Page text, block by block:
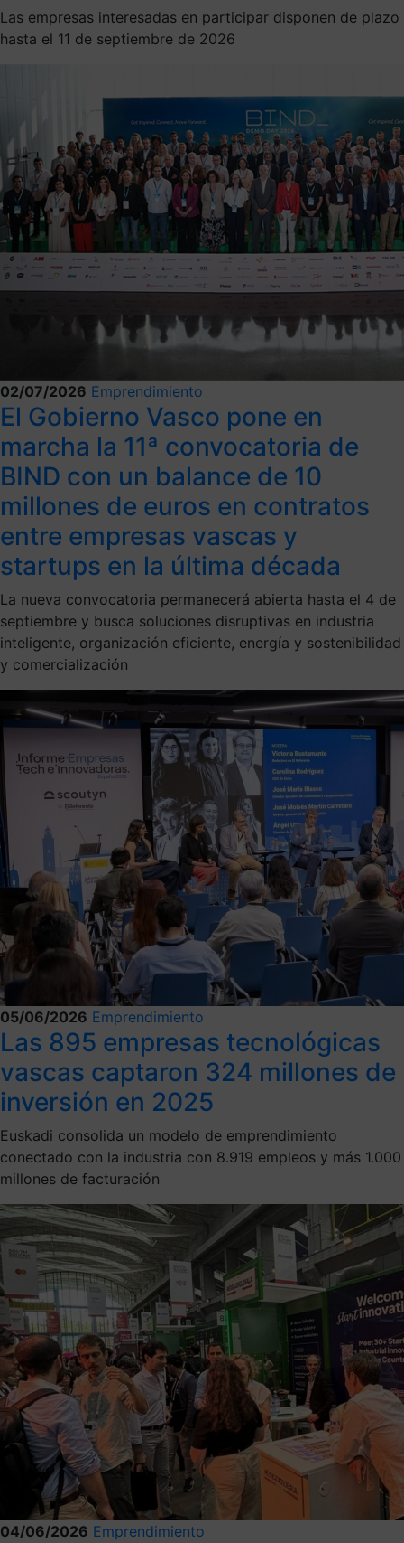
Las empresas interesadas en participar disponen de plazo
hasta el 11 de septiembre de 2026
02/07/2026 Emprendimiento
El Gobierno Vasco pone en
marcha la 11ª convocatoria de
BIND con un balance de 10
millones de euros en contratos
entre empresas vascas y
startups en la última década
La nueva convocatoria permanecerá abierta hasta el 4 de
septiembre y busca soluciones disruptivas en industria
inteligente, organización eficiente, energía y sostenibilidad
y comercialización
05/06/2026 Emprendimiento
Las 895 empresas tecnológicas
vascas captaron 324 millones de
inversión en 2025
Euskadi consolida un modelo de emprendimiento
conectado con la industria con 8.919 empleos y más 1.000
millones de facturación
04/06/2026 Emprendimiento